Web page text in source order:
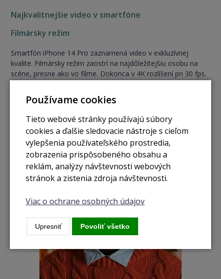
Najkvalitnejšie video v smartfóne
Filmársky režim
Smartfón iPhone 14 Pro zaznamená video v exkluzívnej
kvalite. Filmársky režim zaostrí na najdôležitejšiu osobu na
scéne, presne ako vo filme. Dokonca v 4K rozlíšení pri 30 fps.
videá.Používame cookies
Tieto webové stránky používajú súbory
cookies a ďalšie sledovacie nástroje s cieľom
vylepšenia používateľského prostredia,
zobrazenia prispôsobeného obsahu a
reklám, analýzy návštevnosti webových
stránok a zistenia zdroja návštevnosti.
Viac o ochrane osobných údajov
Upresniť Povoliť všetko